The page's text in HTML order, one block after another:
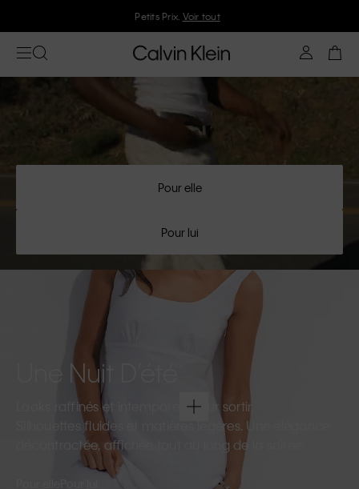
Rejoignez Calvin Klein et profitez de 10 % de réduction
Pour elle
Pour lui
Une Nuit D’été
Looks raffinés et intemporels pour sortir.
Silhouettes fluides et matières légères. Une élégance
décontractée, affichée tout au long de la soirée.